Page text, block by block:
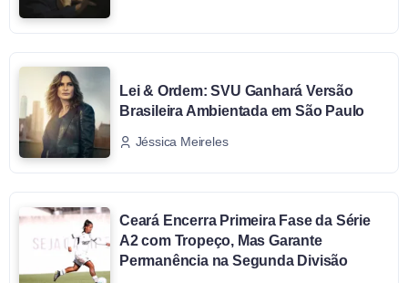
Lei & Ordem: SVU Ganhará Versão
Brasileira Ambientada em São Paulo
Jéssica Meireles
Ceará Encerra Primeira Fase da Série
A2 com Tropeço, Mas Garante
Permanência na Segunda Divisão